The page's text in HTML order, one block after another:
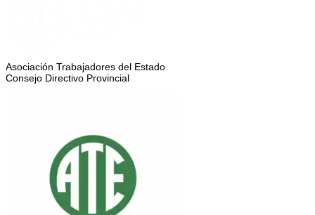
Asociación Trabajadores del Estado
Consejo Directivo Provincial